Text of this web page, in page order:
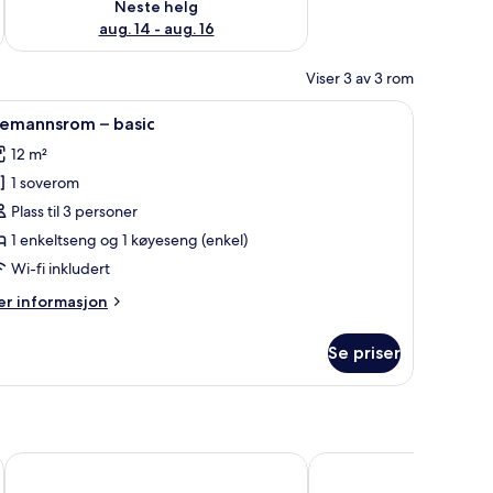
Neste helg
aug. 14 - aug. 16
Viser 3 av 3 rom
Tremannsrom – basic | Wi-fi (inkludert)
2 – basic
12 m²
1 soverom
Plass til 3 personer
1 enkeltseng og 1 køyeseng (enkel)
Wi-fi inkludert
informasjon
Se priser
Åre Bed & Breakfast Hotell Åre Fjällsätra